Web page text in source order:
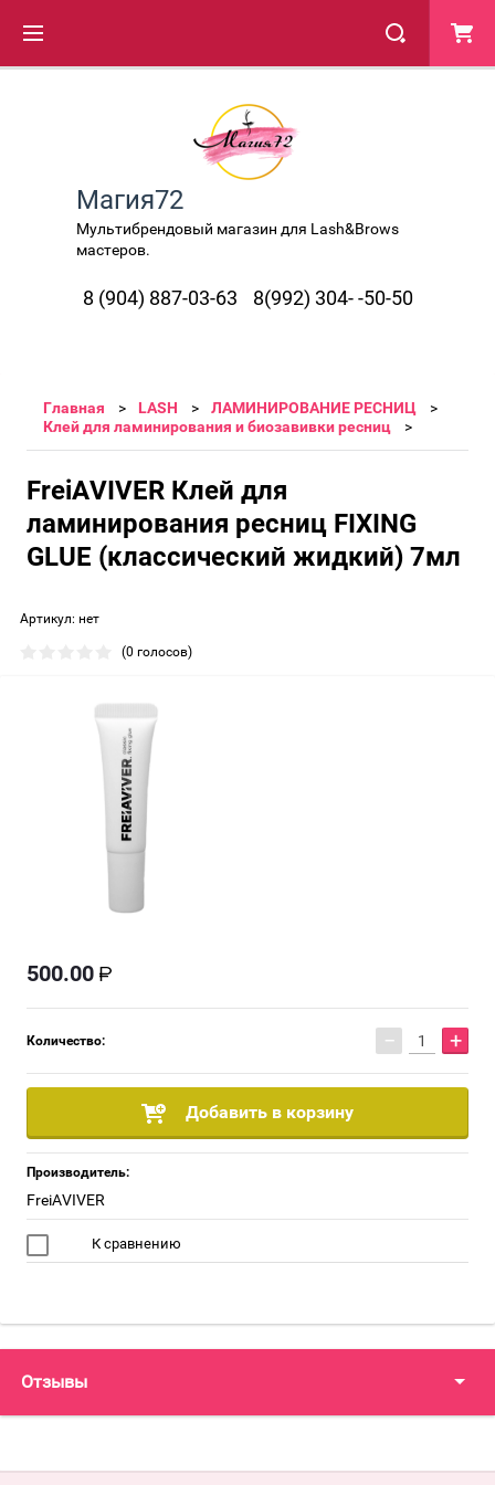
Магия72
Мультибрендовый магазин для Lash&Brows
мастеров.
8 (904) 887-03-63 8(992) 304- -50-50
Главная LASH
ЛАМИНИРОВАНИЕ РЕСНИЦ
Клей для ламинирования и биозавивки ресниц
FreiAVIVER Клей для
ламинирования ресниц FIXING
GLUE (классический жидкий) 7мл
Артикул: нет
(0 голосов)
500.00
Количество: − +
Добавить в корзину
Производитель:
FreiAVIVER
К сравнению
Отзывы